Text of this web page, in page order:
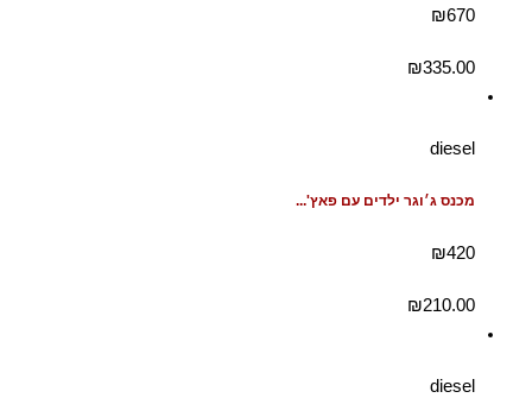
₪670
₪335.00
diesel
מכנס ג׳וגר ילדים עם פאץ'...
₪420
₪210.00
diesel